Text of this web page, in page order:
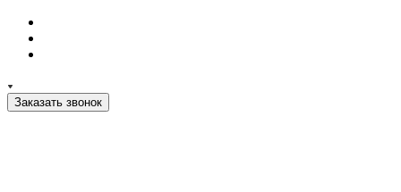
Заказать звонок